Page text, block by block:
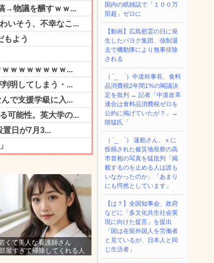
くて美人な看護師さん
部屋すぎて掃除してくれる人
国内の紙雑誌で「１００万
部超」ゼロに
【動画】広島慰霊の日に発
生したパヨク集団、強制退
去で機動隊により無事排除
される
（ ´_ゝ`）中道幹事長、食料
品消費税2年間1%の閣議決
定を批判 → 記者「中道改革
連合は食料品消費税ゼロを
公約に掲げていたが？」→
階猛氏「
（ ´_ゝ`） 蓮舫さん、ｘに
投稿された被災地視察の高
市首相の写真を猛批判「掲
載するのを止める人は誰も
いなかったのか」「あまり
にも愕然としています」
【は？】全国知事会、政府
などに「多文化共生社会実
現に向けた提言」を提出
「国は在留外国人を労働者
と見ているが、日本人と同
じ生活者」